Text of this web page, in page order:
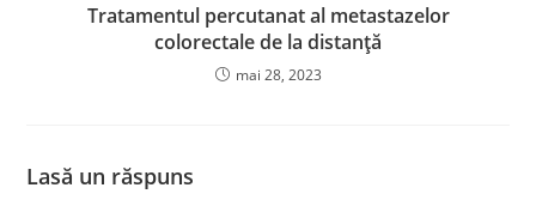
Tratamentul percutanat al metastazelor
colorectale de la distanță
mai 28, 2023
Lasă un răspuns